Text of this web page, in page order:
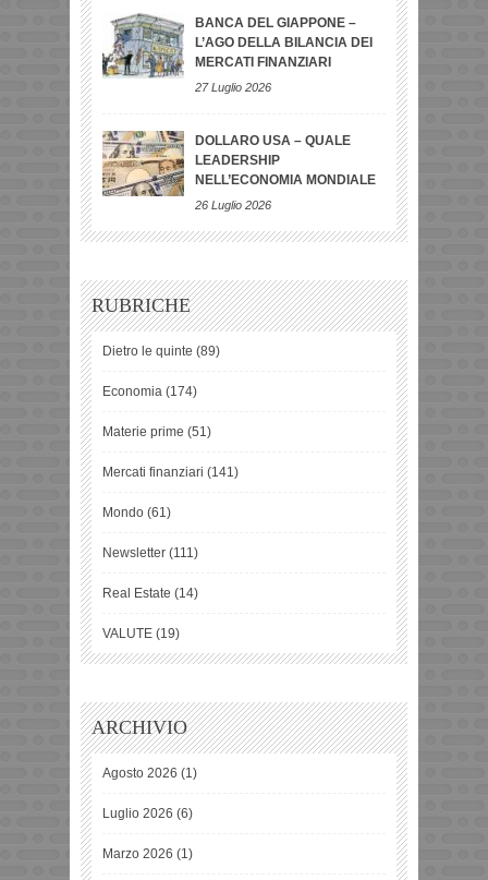
BANCA DEL GIAPPONE –
L’AGO DELLA BILANCIA DEI
MERCATI FINANZIARI
27 Luglio 2026
DOLLARO USA – QUALE
LEADERSHIP
NELL’ECONOMIA MONDIALE
26 Luglio 2026
RUBRICHE
Dietro le quinte (89)
Economia (174)
Materie prime (51)
Mercati finanziari (141)
Mondo (61)
Newsletter (111)
Real Estate (14)
VALUTE (19)
ARCHIVIO
Agosto 2026 (1)
Luglio 2026 (6)
Marzo 2026 (1)